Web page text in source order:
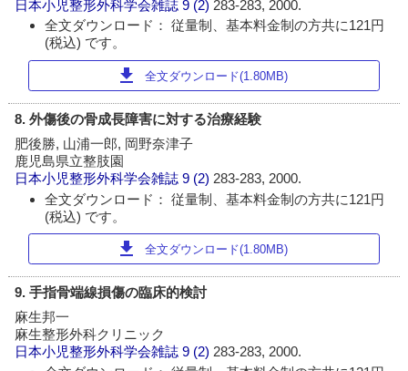
日本小児整形外科学会雑誌 9 (2) 283-283, 2000.
全文ダウンロード： 従量制、基本料金制の方共に121円
(税込) です。
download 全文ダウンロード(1.80MB)
8. 外傷後の骨成長障害に対する治療経験
肥後勝, 山浦一郎, 岡野奈津子
鹿児島県立整肢園
日本小児整形外科学会雑誌 9 (2) 283-283, 2000.
全文ダウンロード： 従量制、基本料金制の方共に121円
(税込) です。
download 全文ダウンロード(1.80MB)
9. 手指骨端線損傷の臨床的検討
麻生邦一
麻生整形外科クリニック
日本小児整形外科学会雑誌 9 (2) 283-283, 2000.